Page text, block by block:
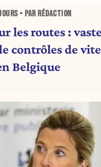
• PAR RÉDACTION
les routes : vaste
contrôles de
Belgique